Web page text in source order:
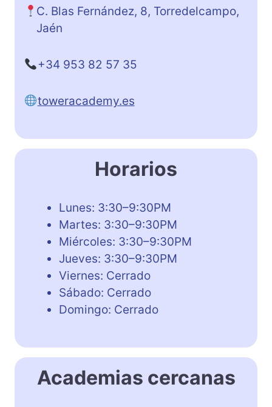
C. Blas Fernández, 8, Torredelcampo,
Jaén
+34 953 82 57 35
toweracademy.es
Horarios
Lunes: 3:30–9:30PM
Martes: 3:30–9:30PM
Miércoles: 3:30–9:30PM
Jueves: 3:30–9:30PM
Viernes: Cerrado
Sábado: Cerrado
Domingo: Cerrado
Academias cercanas